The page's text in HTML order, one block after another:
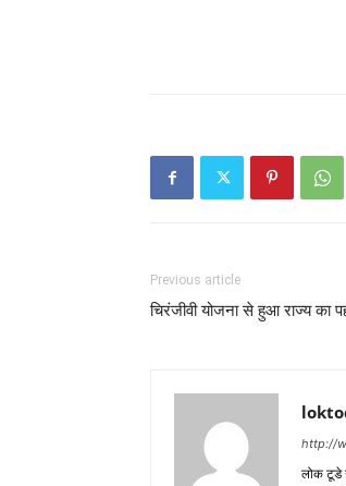
Previous article
चिरंजीवी योजना से हुआ राज्य का
http://
लोक टूडे